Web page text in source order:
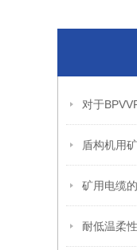
盾构机用
矿用电缆